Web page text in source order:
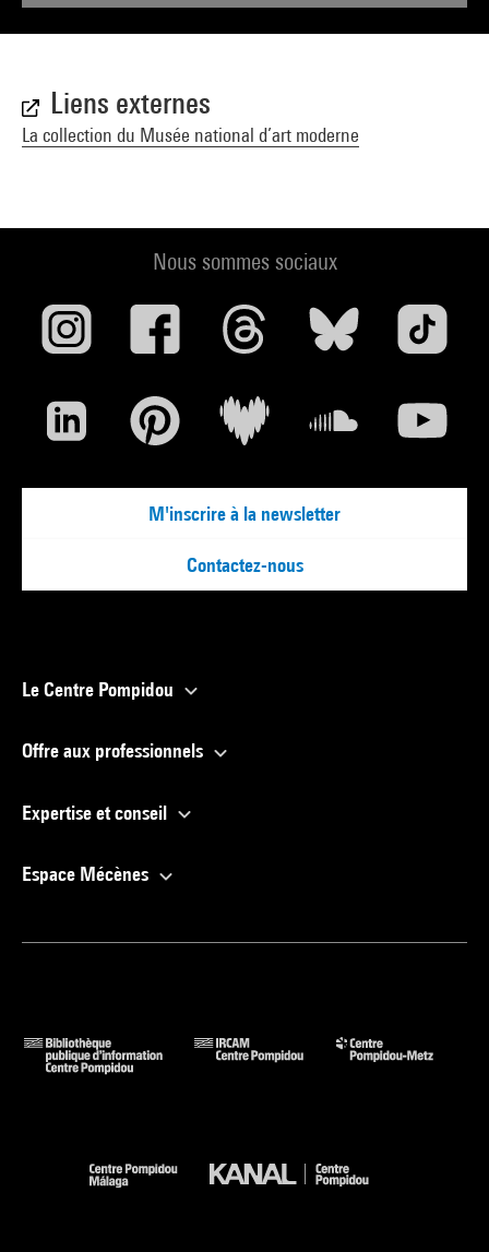
Liens externes
La collection du Musée national d’art moderne
Nous sommes sociaux
M'inscrire à la newsletter
Contactez-nous
Le Centre Pompidou
Offre aux professionnels
Expertise et conseil
Espace Mécènes